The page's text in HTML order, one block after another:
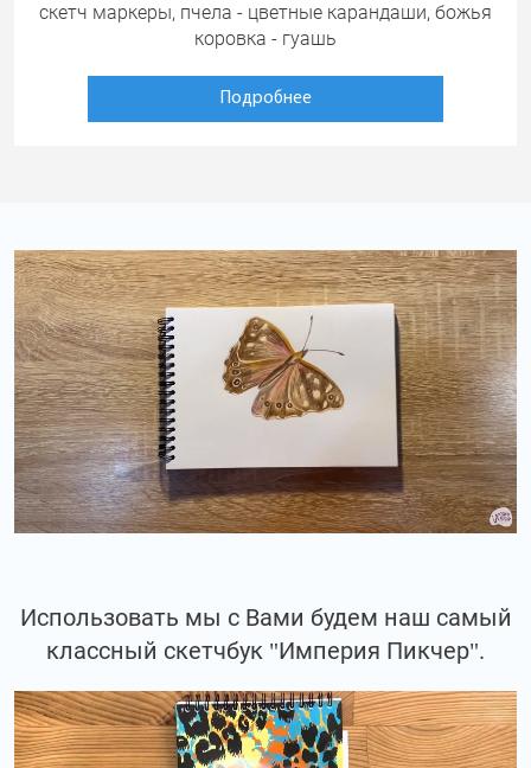
скетч маркеры, пчела - цветные карандаши, божья
коровка - гуашь
Подробнее
Использовать мы с Вами будем наш самый
классный скетчбук "Империя Пикчер".